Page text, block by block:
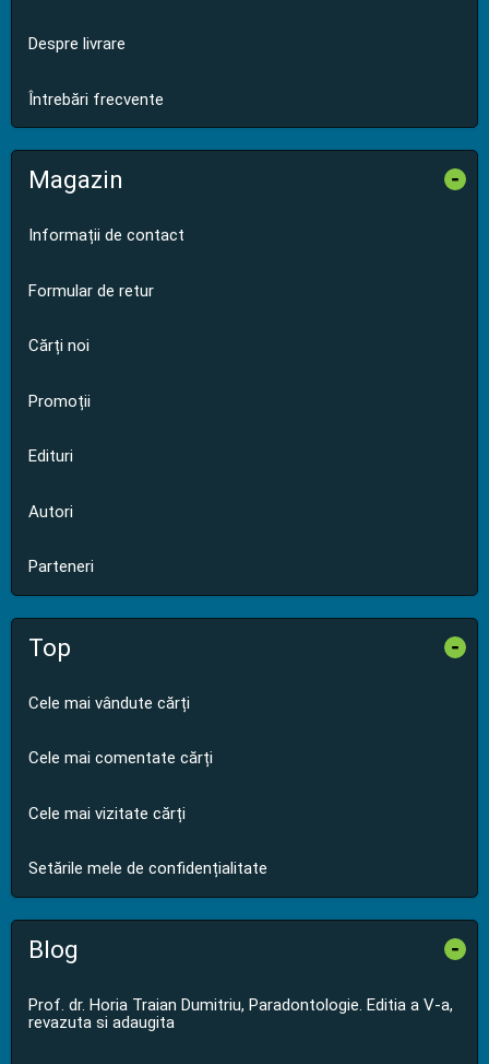
Despre livrare
Întrebări frecvente
Magazin -
Informații de contact
Formular de retur
Cărți noi
Promoții
Edituri
Autori
Parteneri
Top -
Cele mai vândute cărți
Cele mai comentate cărți
Cele mai vizitate cărți
Setările mele de confidențialitate
Blog -
Prof. dr. Horia Traian Dumitriu, Paradontologie. Editia a V-a,
revazuta si adaugita